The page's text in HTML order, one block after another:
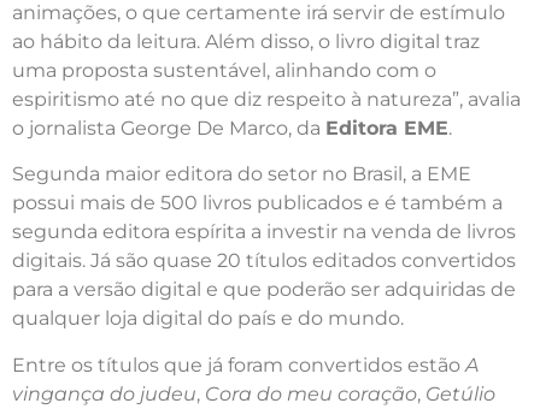
animações, o que certamente irá servir de estímulo
ao hábito da leitura. Além disso, o livro digital traz
uma proposta sustentável, alinhando com o
espiritismo até no que diz respeito à natureza”, avalia
o jornalista George De Marco, da Editora EME.
Segunda maior editora do setor no Brasil, a EME
possui mais de 500 livros publicados e é também a
segunda editora espírita a investir na venda de livros
digitais. Já são quase 20 títulos editados convertidos
para a versão digital e que poderão ser adquiridas de
qualquer loja digital do país e do mundo.
Entre os títulos que já foram convertidos estãoA
vingança do judeu, Cora do meu coração, Getúlio